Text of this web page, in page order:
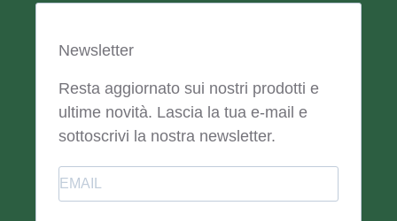
Newsletter
Resta aggiornato sui nostri prodotti e
ultime novità. Lascia la tua e-mail e
sottoscrivi la nostra newsletter.
Email